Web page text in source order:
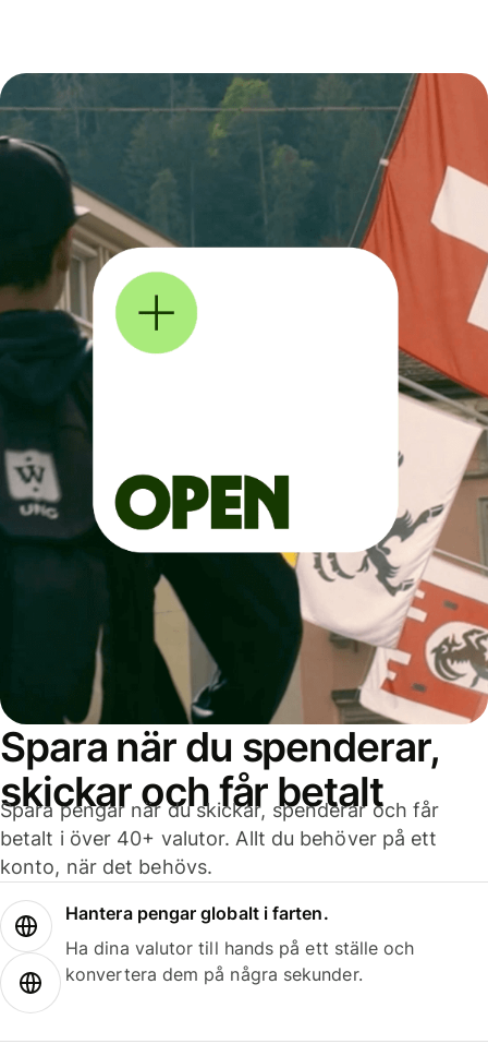
Spara när du spenderar,
skickar och får betalt
Spara pengar när du skickar, spenderar och får
betalt i över 40+ valutor. Allt du behöver på ett
konto, när det behövs.
Hantera pengar globalt i farten.
Ha dina valutor till hands på ett ställe och
konvertera dem på några sekunder.